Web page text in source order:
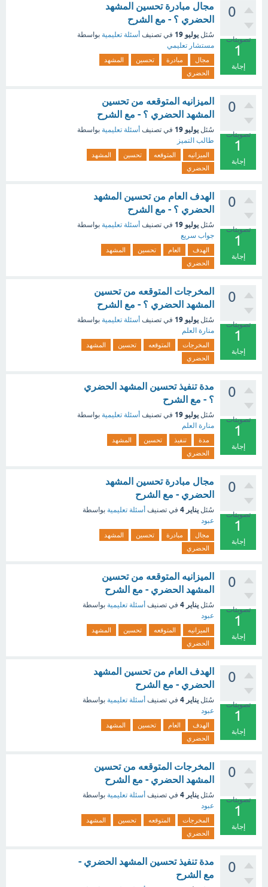
0
تصويتات
1
إجابة
مجال مبادرة تحسين المشهد
الحضري ؟ - مع الشرح
سُئل يوليو 19 في تصنيف أسئلة تعليمية بواسطة
مستشار تعليمي
مجال مبادرة تحسين
المشهد
الحضري
0
تصويتات
1
إجابة
الميزانيه المتوقعه من تحسين
المشهد الحضري ؟ - مع الشرح
سُئل يوليو 19 في تصنيف أسئلة تعليمية بواسطة
طالب التميز
الميزانيه المتوقعه تحسين
المشهد
الحضري
0
تصويتات
1
إجابة
الهدف العام من تحسين المشهد
الحضري ؟ - مع الشرح
سُئل يوليو 19 في تصنيف أسئلة تعليمية بواسطة
جواب سريع
الهدف العام تحسين
المشهد
الحضري
0
تصويتات
1
إجابة
المخرجات المتوقعه من تحسين
المشهد الحضري ؟ - مع الشرح
سُئل يوليو 19 في تصنيف أسئلة تعليمية بواسطة
منارة العلم
المخرجات المتوقعه تحسين
المشهد
الحضري
0
تصويتات
1
إجابة
مدة تنفيذ تحسين المشهد الحضري
؟ - مع الشرح
سُئل يوليو 19 في تصنيف أسئلة تعليمية بواسطة
منارة العلم
مدة تنفيذ تحسين
المشهد
الحضري
0
تصويتات
1
إجابة
مجال مبادرة تحسين المشهد
الحضري - مع الشرح
سُئل يناير 4 في تصنيف أسئلة تعليمية بواسطة
عبود
مجال مبادرة تحسين
المشهد
الحضري
0
تصويتات
1
إجابة
الميزانيه المتوقعه من تحسين
المشهد الحضري - مع الشرح
سُئل يناير 4 في تصنيف أسئلة تعليمية بواسطة
عبود
الميزانيه المتوقعه تحسين
المشهد
الحضري
0
تصويتات
1
إجابة
الهدف العام من تحسين المشهد
الحضري - مع الشرح
سُئل يناير 4 في تصنيف أسئلة تعليمية بواسطة
عبود
الهدف العام تحسين
المشهد
الحضري
0
تصويتات
1
إجابة
المخرجات المتوقعه من تحسين
المشهد الحضري - مع الشرح
سُئل يناير 4 في تصنيف أسئلة تعليمية بواسطة
عبود
المخرجات المتوقعه تحسين
المشهد
الحضري
0
مدة تنفيذ تحسين المشهد الحضري -
مع الشرح